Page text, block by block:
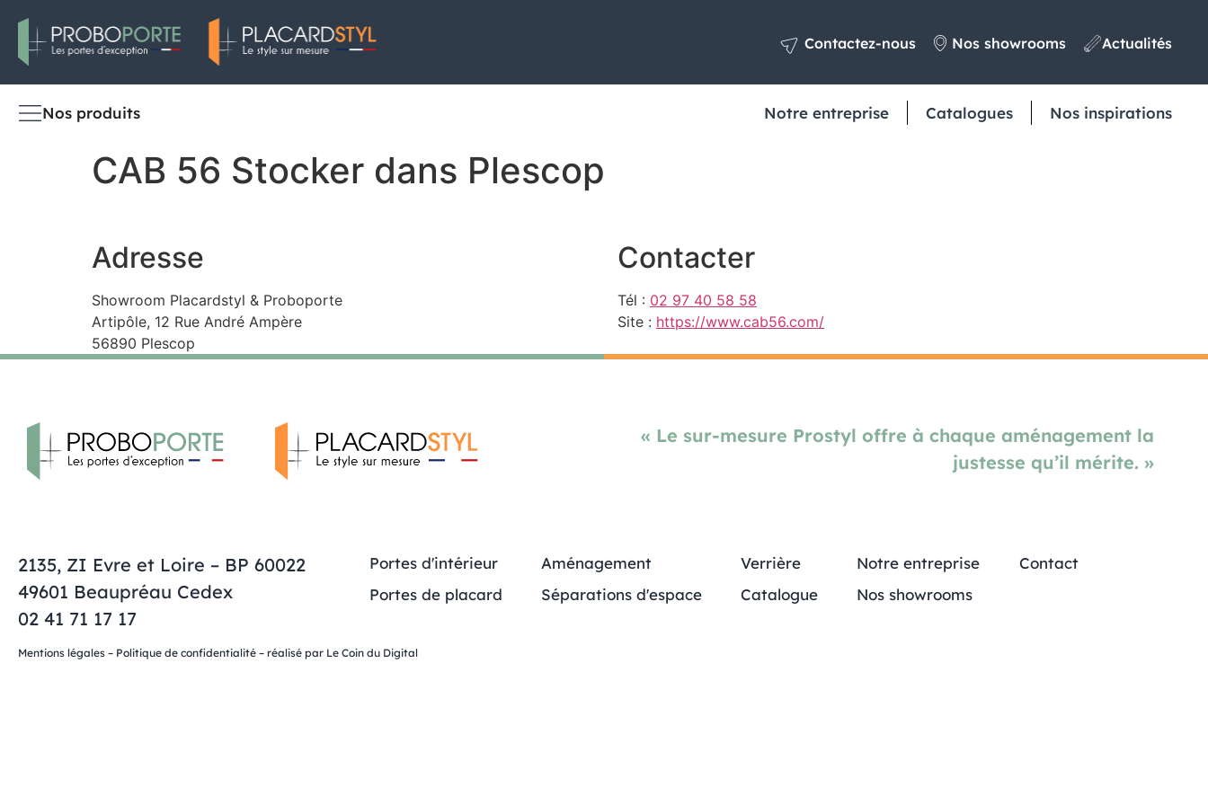
Contactez-nous Nos showrooms Actualités
Nos produits Notre entreprise Catalogues Nos inspirations
CAB 56 Stocker dans Plescop
Adresse
Showroom Placardstyl & Proboporte
Artipôle, 12 Rue André Ampère
56890 Plescop
Contacter
Tél : 02 97 40 58 58
Site : https://www.cab56.com/
« Le sur-mesure Prostyl offre à chaque aménagement la
justesse qu’il mérite. »
2135, ZI Evre et Loire – BP 60022
49601 Beaupréau Cedex
02 41 71 17 17
Portes d'intérieur
Portes de placard
Aménagement
Séparations d'espace
Verrière
Catalogue
Notre entreprise
Nos showrooms
Contact
Mentions légales – Politique de confidentialité – réalisé par Le Coin du Digital